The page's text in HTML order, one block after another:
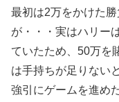
最初は2万をかけた
が・・・実はハリー
ていたため、50万を
は手持ちが足りない
強引にゲームを進め